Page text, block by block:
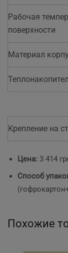
Рабочая
поверхности
Материал
Крепление на
Цена: 3 414
Способ
Похожие